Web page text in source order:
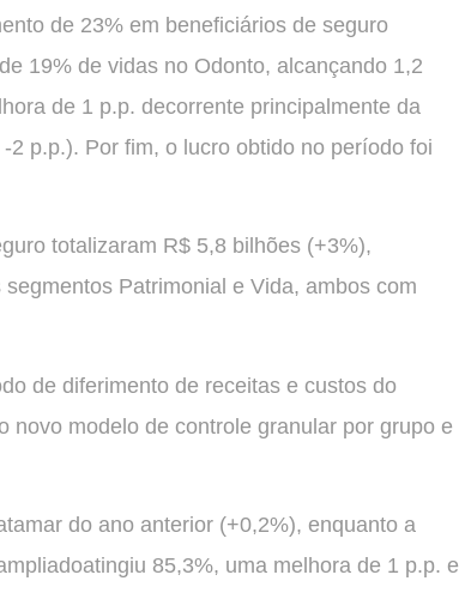
de 23% em beneficiários de seguro
19% de vidas no Odonto, alcançando 1,2
de 1 p.p. decorrente principalmente da
p.p.). Por fim, o lucro obtido no período foi
totalizaram R$ 5,8 bilhões (+3%),
Patrimonial e Vida, ambos com
de diferimento de receitas e custos do
novo modelo de controle granular por grupo e
do ano anterior (+0,2%), enquanto a
85,3%, uma melhora de 1 p.p. e